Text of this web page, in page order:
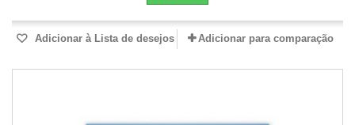
Adicionar à Lista de desejos Adicionar para comparação